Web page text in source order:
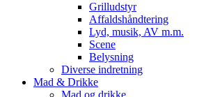
Grilludstyr
Affaldshåndtering
Lyd, musik, AV m.m.
Scene
Belysning
Diverse indretning
Mad & Drikke
Mad og drikke